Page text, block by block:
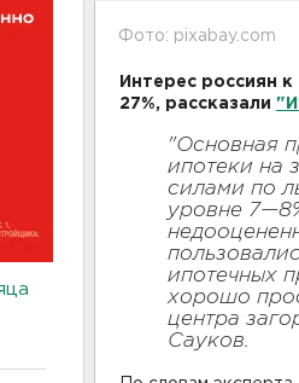
Фото: pixabay.com
Интерес россиян
27%, рассказали
"Основная
ипотеки на
силами по
уровне
ипотечных
хорошо
центра
Сауков.